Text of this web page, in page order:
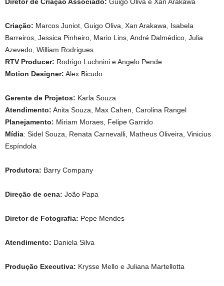
Criação: Marcos Juniot, Guigo Oliva, Xan Arakawa, Isabela
Barreiros, Jessica Pinheiro, Mario Lins, André Dalmédico, Julia
Azevedo, William Rodrigues
RTV Producer: Rodrigo Luchnini e Angelo Pende
Motion Designer: Alex Bicudo
Gerente de Projetos: Karla Souza
Atendimento: Anita Souza, Max Cahen, Carolina Rangel
Planejamento: Miriam Moraes, Felipe Garrido
Mídia: Sidel Souza, Renata Carnevalli, Matheus Oliveira, Vinicius
Espíndola
Produtora: Barry Company
Direção de cena: João Papa
Diretor de Fotografia: Pepe Mendes
Atendimento: Daniela Silva
Produção Executiva: Krysse Mello e Juliana Martellotta